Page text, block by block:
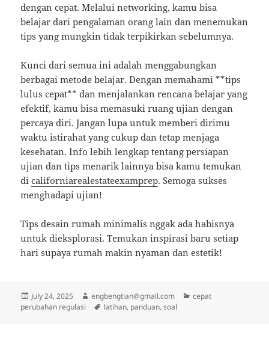
dengan cepat. Melalui networking, kamu bisa
belajar dari pengalaman orang lain dan menemukan
tips yang mungkin tidak terpikirkan sebelumnya.
Kunci dari semua ini adalah menggabungkan
berbagai metode belajar. Dengan memahami **tips
lulus cepat** dan menjalankan rencana belajar yang
efektif, kamu bisa memasuki ruang ujian dengan
percaya diri. Jangan lupa untuk memberi dirimu
waktu istirahat yang cukup dan tetap menjaga
kesehatan. Info lebih lengkap tentang persiapan
ujian dan tips menarik lainnya bisa kamu temukan
dicaliforniarealestateexamprep. Semoga sukses
menghadapi ujian!
Tips desain rumah minimalis nggak ada habisnya
untuk dieksplorasi. Temukan inspirasi baru setiap
hari supaya rumah makin nyaman dan estetik!
Posted
on
July 24, 2025 Author
engbengtian@gmail.com Categories
cepat
perubahan regulasi
Tags
latihan, panduan,soal